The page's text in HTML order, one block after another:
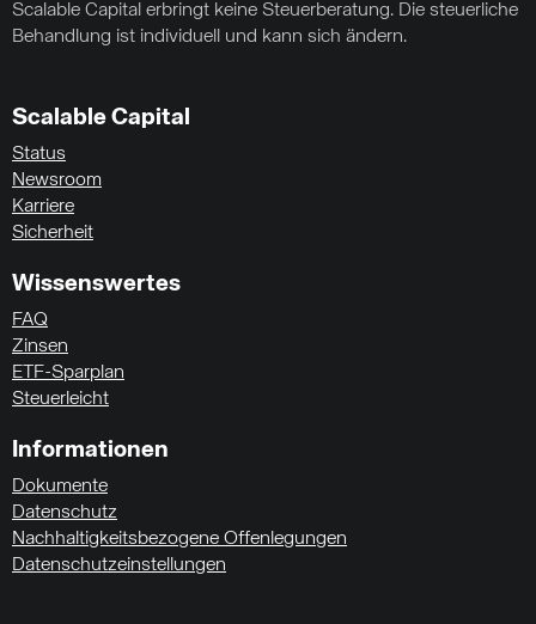
Scalable Capital erbringt keine Steuerberatung. Die steuerliche
Behandlung ist individuell und kann sich ändern.
Scalable Capital
Status
Newsroom
Karriere
Sicherheit
Wissenswertes
FAQ
Zinsen
ETF-Sparplan
Steuerleicht
Informationen
Dokumente
Datenschutz
Nachhaltigkeitsbezogene Offenlegungen
Datenschutzeinstellungen